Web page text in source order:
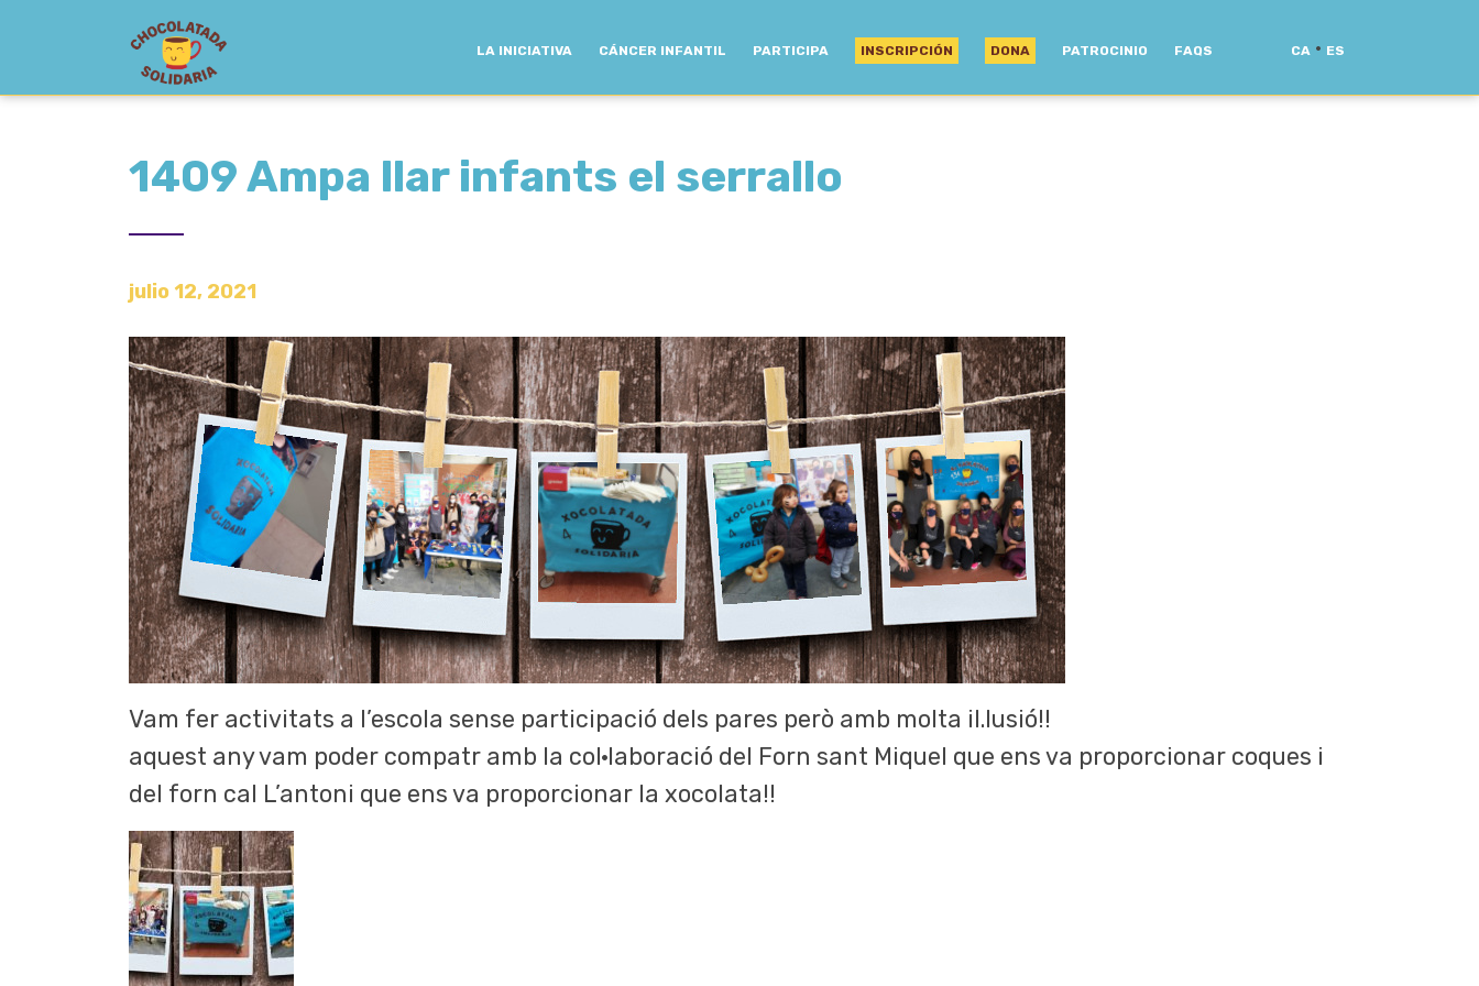
LA INICIATIVA CÁNCER INFANTIL PARTICIPA INSCRIPCIÓN DONA PATROCINIO FAQS CA · ES
1409 Ampa llar infants el serrallo
julio 12, 2021
Vam fer activitats a l’escola sense participació dels pares però amb molta il.lusió!!
aquest any vam poder compatr amb la col·laboració del Forn sant Miquel que ens va proporcionar coques i
del forn cal L’antoni que ens va proporcionar la xocolata!!